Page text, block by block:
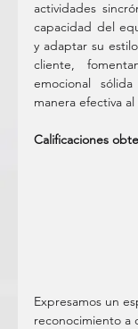
actividades
capacidad del
y adaptar su
cliente,
emocional
manera efectiva
Calificaciones
Expresamos un
reconocimiento a